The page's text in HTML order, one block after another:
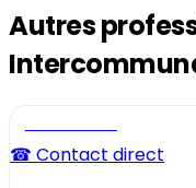
Autres
☎ Contact direct